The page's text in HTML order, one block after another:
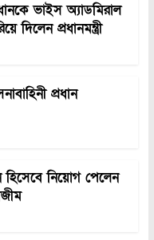
ভাইস অ্যাডমিরাল
দিলেন প্রধানমন্ত্রী
প্রধান
হিসেবে নিয়োগ পেলেন